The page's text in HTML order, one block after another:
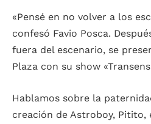
«Pensé en no volver a los
confesó Favio Posca.
fuera del escenario, se
Plaza con su show
Hablamos sobre la
creación de Astroboy, Pitito,